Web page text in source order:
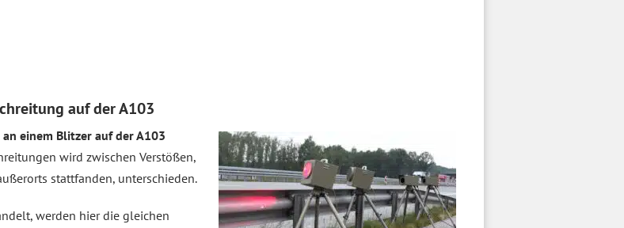
auf der A103
einem Blitzer auf der A103
wird zwischen Verstößen,
stattfanden, unterschieden.
werden hier die gleichen